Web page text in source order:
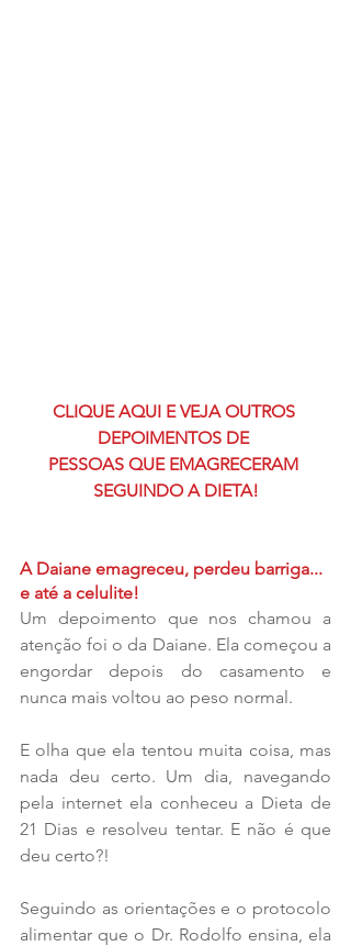
CLIQUE AQUI E VEJA OUTROS
DEPOIMENTOS DE
PESSOAS QUE EMAGRECERAM
SEGUINDO A DIETA!
A Daiane emagreceu, perdeu barriga...
e até a celulite!
Um depoimento que nos chamou a
atenção foi o da Daiane. Ela começou a
engordar depois do casamento e
nunca mais voltou ao peso normal.
E olha que ela tentou muita coisa, mas
nada deu certo. Um dia, navegando
pela internet ela conheceu a Dieta de
21 Dias e resolveu tentar. E não é que
deu certo?!
Seguindo as orientações e o protocolo
alimentar que o Dr. Rodolfo ensina, ela